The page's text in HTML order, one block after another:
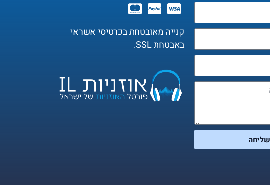
שליחה
קנייה מאובטחת בכרטיסי אשראי
באבטחת SSL.